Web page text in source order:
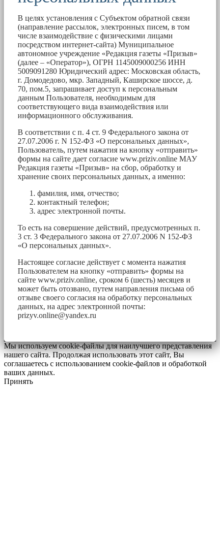
В целях установления с Субъектом обратной связи
(направление рассылок, электронных писем, в том
числе взаимодействие с физическими лицами
посредством интернет-сайта) Муниципальное
автономное учреждение «Редакция газеты «Призыв»
(далее – «Оператор»), ОГРН 1145009000256 ИНН
5009091280 Юридический адрес: Московская область,
г. Домодедово, мкр. Западный, Каширское шоссе, д.
70, пом.5, запрашивает доступ к персональным
данным Пользователя, необходимым для
соответствующего вида взаимодействия или
информационного обслуживания.
В соответствии с п. 4 ст. 9 Федерального закона от
27.07.2006 г. N 152-ФЗ «О персональных данных»,
Пользователь, путем нажатия на кнопку «отправить»
формы на сайте дает согласие www.priziv.online МАУ
Редакция газеты «Призыв» на сбор, обработку и
хранение своих персональных данных, а именно:
фамилия, имя, отчество;
контактный телефон;
адрес электронной почты.
То есть на совершение действий, предусмотренных п.
3 ст. 3 Федерального закона от 27.07.2006 N 152-ФЗ
«О персональных данных».
Настоящее согласие действует с момента нажатия
Пользователем на кнопку «отправить» формы на
сайте www.priziv.online, сроком 6 (шесть) месяцев и
может быть отозвано, путем направления письма об
отзыве своего согласия на обработку персональных
данных, на адрес электронной почты:
prizyv.online@yandex.ru
Мы используем cookie-файлы для наилучшего представления
нашего сайта. Продолжая использовать этот сайт, Вы
соглашаетесь с использованием cookie-файлов и обработкой
ваших данных.
Принять